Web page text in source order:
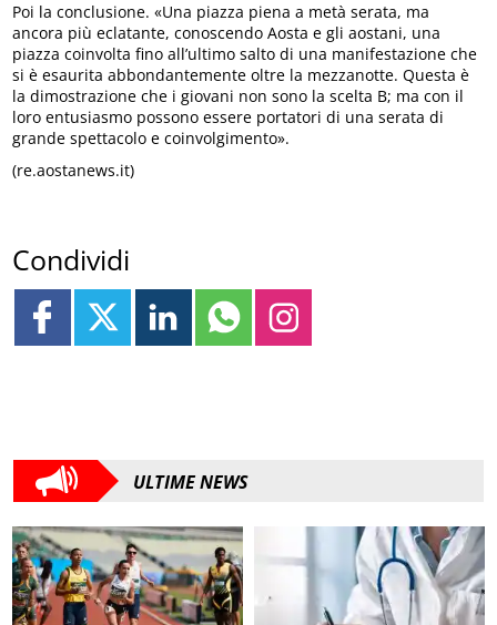
Poi la conclusione. «Una piazza piena a metà serata, ma
ancora più eclatante, conoscendo Aosta e gli aostani, una
piazza coinvolta fino all’ultimo salto di una manifestazione che
si è esaurita abbondantemente oltre la mezzanotte. Questa è
la dimostrazione che i giovani non sono la scelta B; ma con il
loro entusiasmo possono essere portatori di una serata di
grande spettacolo e coinvolgimento».
(re.aostanews.it)
Condividi
ULTIME NEWS